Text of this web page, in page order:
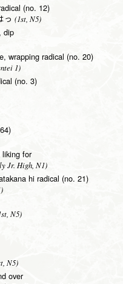
(no. 12)
(1st, N5)
dip
wrapping radical (no. 20)
1)
(no. 3)
liking for
Jr. High, N1)
hi radical (no. 21)
N5)
N5)
over